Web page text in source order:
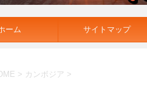
ーム サイトマップ
> カンボジア >